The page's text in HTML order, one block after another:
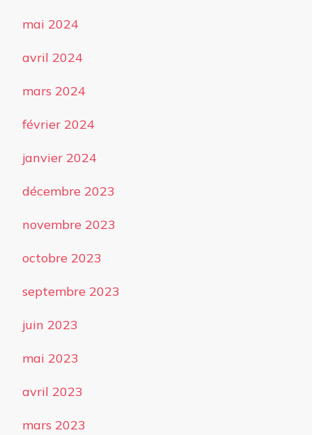
mai 2024
avril 2024
mars 2024
février 2024
janvier 2024
décembre 2023
novembre 2023
octobre 2023
septembre 2023
juin 2023
mai 2023
avril 2023
mars 2023